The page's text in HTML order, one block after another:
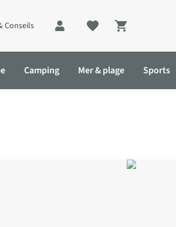
Conseils
Shopping cart
Camping Mer & plage Sports